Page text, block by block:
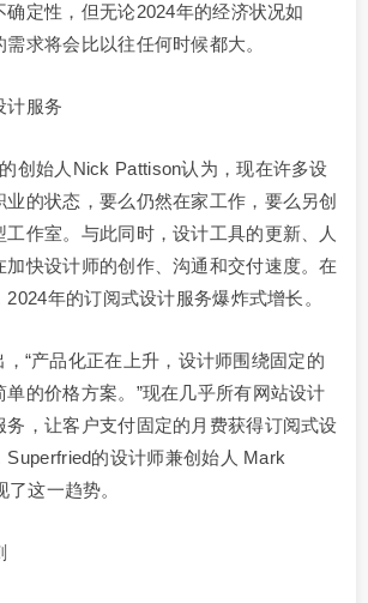
确定性，但无论2024年的经济状况如
求将会比以往任何时候都大。
计服务
创始人Nick Pattison认为，现在许多设
的状态，要么仍然在家工作，要么另创
作室。与此同时，设计工具的更新、人
加快设计师的创作、沟通和交付速度。在
年的订阅式设计服务爆炸式增长。
“产品化正在上升，设计师围绕固定的
的价格方案。”现在几乎所有网站设计
务，让客户支付固定的月费获得订阅式设
Superfried的设计师兼创始人 Mark
这一趋势。